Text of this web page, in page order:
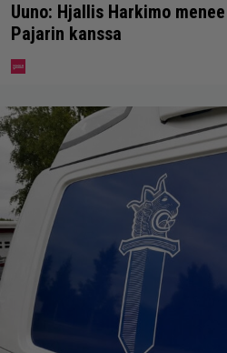
Uuno: Hjallis Harkimo
Pajarin kanssa